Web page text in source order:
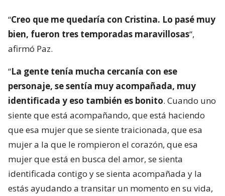
“Creo que me quedaría con Cristina. Lo pasé muy
bien, fueron tres temporadas maravillosas“,
afirmó Paz.
“La gente tenía mucha cercanía con ese
personaje, se sentía muy acompañada, muy
identificada y eso también es bonito. Cuando uno
siente que está acompañando, que está haciendo
que esa mujer que se siente traicionada, que esa
mujer a la que le rompieron el corazón, que esa
mujer que está en busca del amor, se sienta
identificada contigo y se sienta acompañada y la
estás ayudando a transitar un momento en su vida,